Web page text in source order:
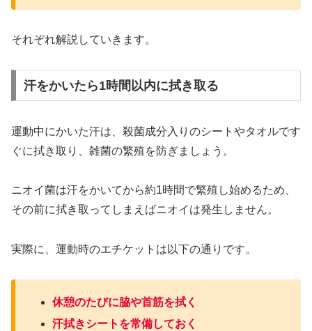
それぞれ解説していきます。
汗をかいたら1時間以内に拭き取る
運動中にかいた汗は、殺菌成分入りのシートやタオルです
ぐに拭き取り、雑菌の繁殖を防ぎましょう。
ニオイ菌は汗をかいてから約1時間で繁殖し始めるため、
その前に拭き取ってしまえばニオイは発生しません。
実際に、運動時のエチケットは以下の通りです。
休憩のたびに脇や首筋を拭く
汗拭きシートを常備しておく